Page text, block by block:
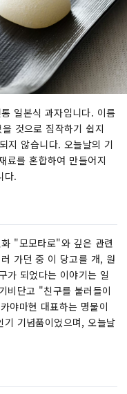
일본식 과자입니다. 이름
것으로 짐작하기 쉽지
지 않습니다. 오늘날의 기
료를 혼합하여 만들어지
다.
"모모타로"와 깊은 관련
가던 중 이 당고를 개, 원
가 되었다는 이야기는 일
비단고 "친구를 불러들이
야마현 대표하는 명물이
기념품이었으며, 오늘날